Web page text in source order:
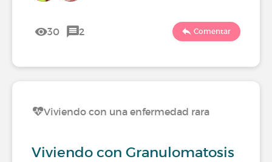
30 2 Comentar
Viviendo con una enfermedad rara
Viviendo con Granulomatosis